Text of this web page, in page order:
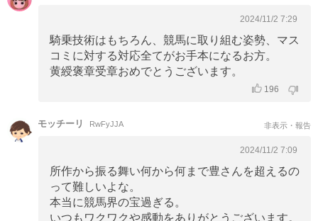
2024/11/2 7:29
騎乗技術はもちろん、競馬に取り組む姿勢、マス
コミに対する対応全てがお手本になるお方。
黄綬褒章受章おめでとうございます。
196
モッチーリ RwFyJJA 非表示・報告
2024/11/2 7:09
所作から振る舞い何から何まで豊さんを超えるの
って難しいよな。
本当に競馬界の宝過ぎる。
いつもワクワクや感動をありがとうございます。